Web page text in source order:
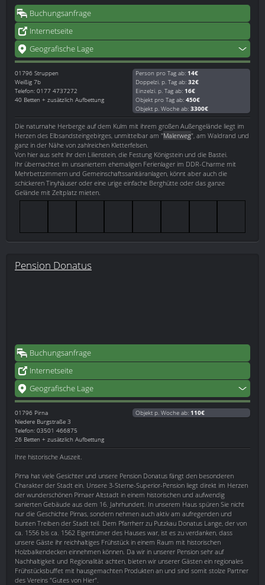
Buchungsanfrage
Internetseite
Geografische Lage
01796 Struppen
Weißig 7b
Telefon: 0177 4737272
40 Betten + zusätzlich Aufbettung
Person pro Tag ab: 14€
Doppelzi. p. Tag ab: 32€
Einzelzi. p. Tag ab: 16€
Objekt pro Tag ab: 450€
Objekt p. Woche ab: 3300€
Die naturnahe Herberge auf dem Kulm mit ihrem großen Außengelände liegt im
Herzen des Elbsandsteingebirges, unmittelbar am "Malerweg", am Waldrand und
ganz in der Nähe von zahlreichen Kletterfelsen.
Von hier aus seht ihr den Lilienstein, die Festung Königstein und die Bastei.
Ihr übernachtet im unsaniertem ehemaligen Ferienlager im DDR-Charme mit
Mehrbettzimmern und Gemeinschaftssanitäranlagen, könnt aber auch die
schickeren Tinyhäuser oder eine urige einfache Berghütte oder das ganze
Gelände mit Zeltplatz mieten.
Pension Donatus
Buchungsanfrage
Internetseite
Geografische Lage
01796 Pirna
Niedere Burgstraße 3
Telefon: 03501 466875
26 Betten + zusätzlich Aufbettung
Objekt p. Woche ab: 110€
Ihre historische Auszeit.
Pirna hat viele Gesichter und unsere Pension Donatus fängt den besonderen
Charakter der Stadt ein. Unsere 3-Sterne-Superior-Pension liegt direkt im Herzen
der wunderschönen Pirnaer Altstadt in einem historischen und aufwendig
sanierten Gebäude aus dem 16. Jahrhundert. In unserem Haus spüren Sie nicht
nur die Geschichte Pirnas, sondern nehmen auch aktiv am aufregenden und
bunten Treiben der Stadt teil. Dem Pfarrherr zu Putzkau Donatus Lange, der von
ca. 1556 bis ca. 1562 Eigentümer des Hauses war, ist es zu verdanken, dass
unsere Gäste ihr reichhaltiges Frühstück in einem Raum mit historischen
Holzbalkendecken einnehmen können. Da wir in unserer Pension sehr auf
Nachhaltigkeit und Regionalität achten, bieten wir unserer Gästen ein regionales
Frühstücksbuffet mit hausgemachten Produkten an und sind somit stolze Partner
des Vereins "Gutes von Hier".